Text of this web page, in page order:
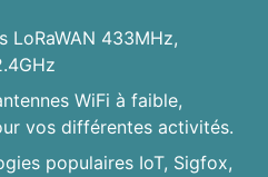
LoRaWAN 433MHz,
WiFi à faible,
vos différentes activités.
populaires IoT, Sigfox,